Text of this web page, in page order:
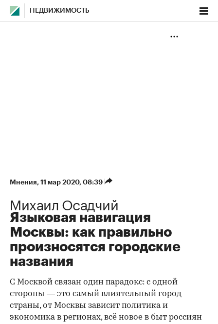
НЕДВИЖИМОСТЬ
Мнения⁠, 11 мар 2020, 08:39
Михаил Осадчий
Языковая навигация
Москвы: как правильно
произносятся городские
названия
С Москвой связан один парадокс: с одной
стороны — это самый влиятельный город
страны, от Москвы зависит политика и
экономика в регионах, всё новое в быт россиян